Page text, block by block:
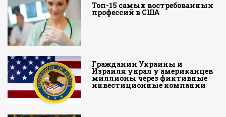
Топ-15 самых востребованных
профессий в США
Гражданин Украины и
Израиля украл у американцев
миллионы через фиктивные
инвестиционные компании